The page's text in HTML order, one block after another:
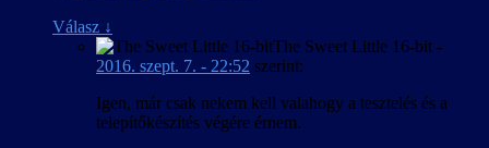
Válasz ↓
The Sweet Little 16-bit -
2016. szept. 7. - 22:52 szerint:
Igen, már csak nekem kell valahogy a tesztelés és a
telepítőkészítés végére érnem.